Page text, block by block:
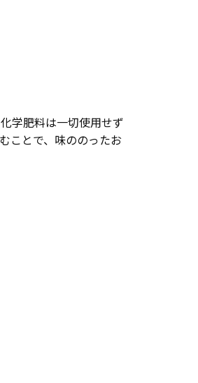
学肥料は一切使用せず
ことで、味ののったお